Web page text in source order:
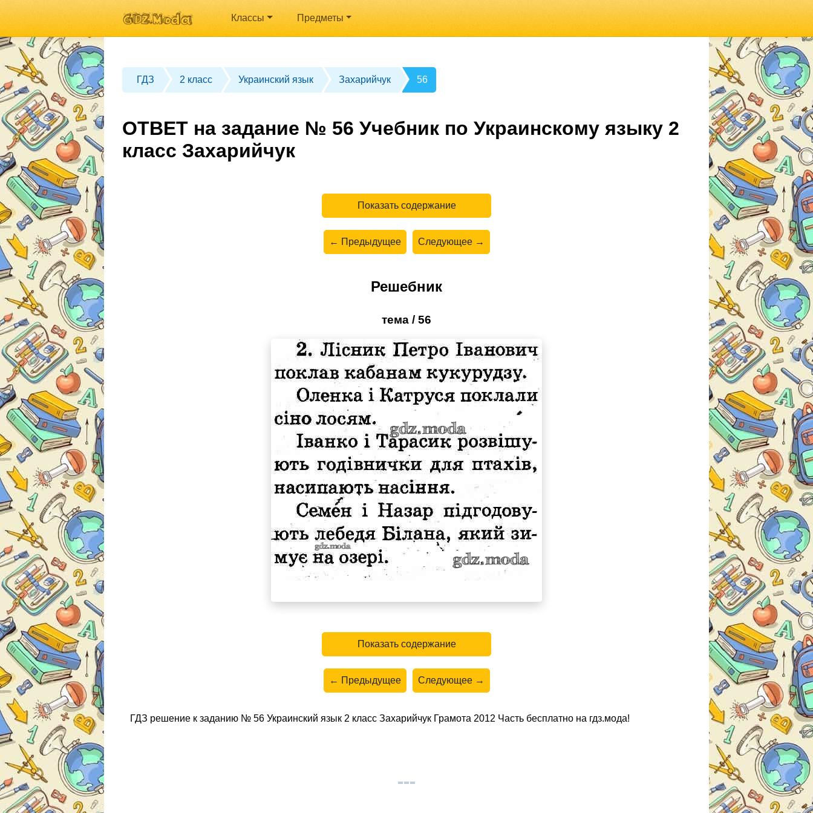
Классы Предметы
ГДЗ 2 класс Украинский язык Захарийчук 56
ОТВЕТ на задание № 56 Учебник по Украинскому языку 2
класс Захарийчук
Показать содержание
← Предыдущее Следующее →
Решебник
тема / 56
Показать содержание
← Предыдущее Следующее →
ГДЗ решение к заданию № 56 Украинский язык 2 класс Захарийчук Грамота 2012 Часть бесплатно на гдз.мода!